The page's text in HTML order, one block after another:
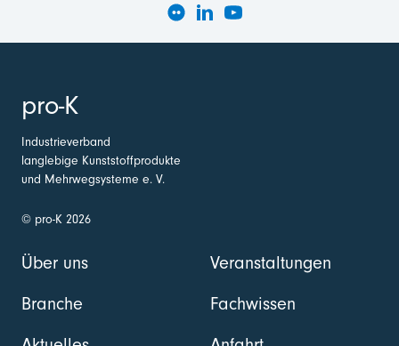
pro-K
Industrieverband
langlebige Kunststoffprodukte
und Mehrwegsysteme e. V.
© pro-K 2026
Über uns
Branche
Veranstaltungen
Fachwissen